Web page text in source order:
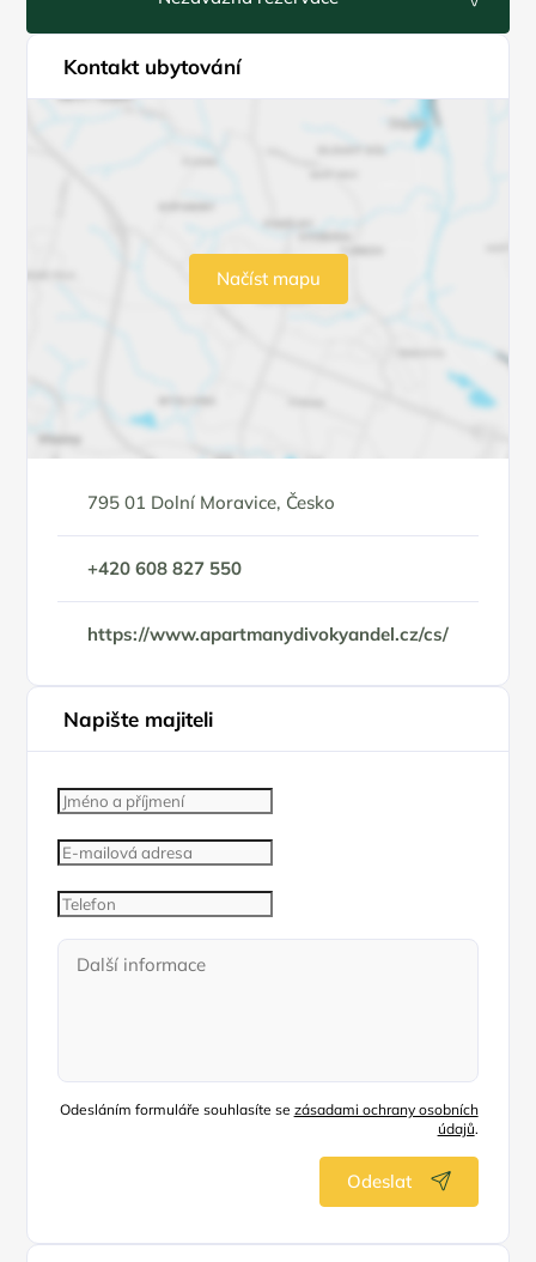
Kontakt ubytování
Načíst mapu
795 01 Dolní Moravice, Česko
+420 608 827 550
https://www.apartmanydivokyandel.cz/cs/
Napište majiteli
Odesláním formuláře souhlasíte se zásadami ochrany osobních
údajů.
Odeslat